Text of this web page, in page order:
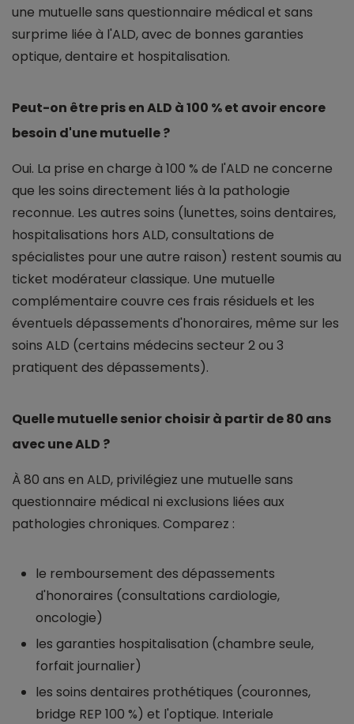
une mutuelle sans questionnaire médical et sans
surprime liée à l'ALD, avec de bonnes garanties
optique, dentaire et hospitalisation.
Peut-on être pris en ALD à 100 % et avoir encore
besoin d'une mutuelle ?
Oui. La prise en charge à 100 % de l'ALD ne concerne
que les soins directement liés à la pathologie
reconnue. Les autres soins (lunettes, soins dentaires,
hospitalisations hors ALD, consultations de
spécialistes pour une autre raison) restent soumis au
ticket modérateur classique. Une mutuelle
complémentaire couvre ces frais résiduels et les
éventuels dépassements d'honoraires, même sur les
soins ALD (certains médecins secteur 2 ou 3
pratiquent des dépassements).
Quelle mutuelle senior choisir à partir de 80 ans
avec une ALD ?
À 80 ans en ALD, privilégiez une mutuelle sans
questionnaire médical ni exclusions liées aux
pathologies chroniques. Comparez :
le remboursement des dépassements
d'honoraires (consultations cardiologie,
oncologie)
les garanties hospitalisation (chambre seule,
forfait journalier)
les soins dentaires prothétiques (couronnes,
bridge REP 100 %) et l'optique. Interiale